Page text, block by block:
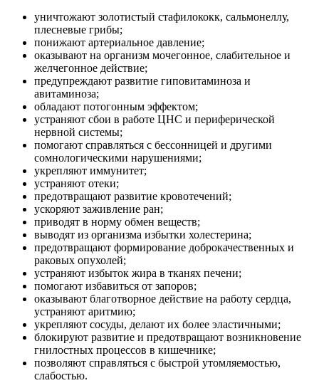
уничтожают золотистый стафилококк, сальмонеллу,
плесневые грибы;
понижают артериальное давление;
оказывают на организм мочегонное, слабительное и
желчегонное действие;
предупреждают развитие гиповитаминоза и
авитаминоза;
обладают потогонным эффектом;
устраняют сбои в работе ЦНС и периферической
нервной системы;
помогают справляться с бессонницей и другими
сомнологическими нарушениями;
укрепляют иммунитет;
устраняют отеки;
предотвращают развитие кровотечений;
ускоряют заживление ран;
приводят в норму обмен веществ;
выводят из организма избытки холестерина;
предотвращают формирование доброкачественных и
раковых опухолей;
устраняют избыток жира в тканях печени;
помогают избавиться от запоров;
оказывают благотворное действие на работу сердца,
устраняют аритмию;
укрепляют сосуды, делают их более эластичными;
блокируют развитие и предотвращают возникновение
гнилостных процессов в кишечнике;
позволяют справляться с быстрой утомляемостью,
слабостью.